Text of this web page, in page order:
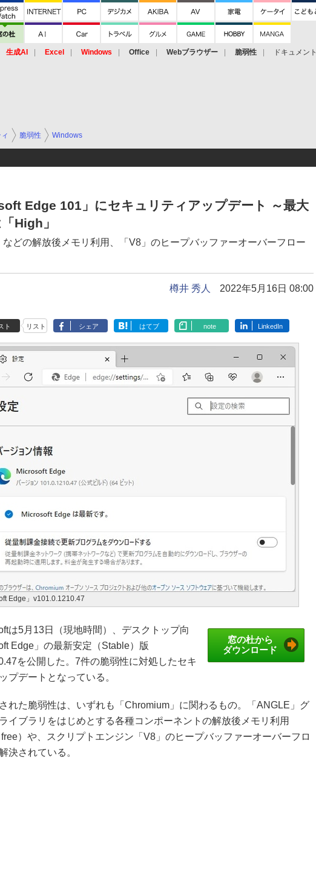
生成AI Excel Windows Office Webブラウザー 脆弱性 ドキュメント
脆弱性 Windows
Edge 101」にセキュリティアップデート ～最大
High」
などの解放後メモリ利用、「V8」のヒープバッファーオーバーフロー
樽井 秀人 2022年5月16日 08:00
ト リスト シェア はてブ note LinkedIn
Edge」v101.0.1210.47
窓の杜から
ダウンロード
は5月13日（現地時間）、デスクトップ向
Edge」の最新安定（Stable）版
を公開した。7件の脆弱性に対処したセキ
プデートとなっている。
れた脆弱性は、いずれも「Chromium」に関わるもの。「ANGLE」グ
イブラリをはじめとする各種コンポーネントの解放後メモリ利用
free）や、スクリプトエンジン「V8」のヒープバッファーオーバーフロ
決されている。